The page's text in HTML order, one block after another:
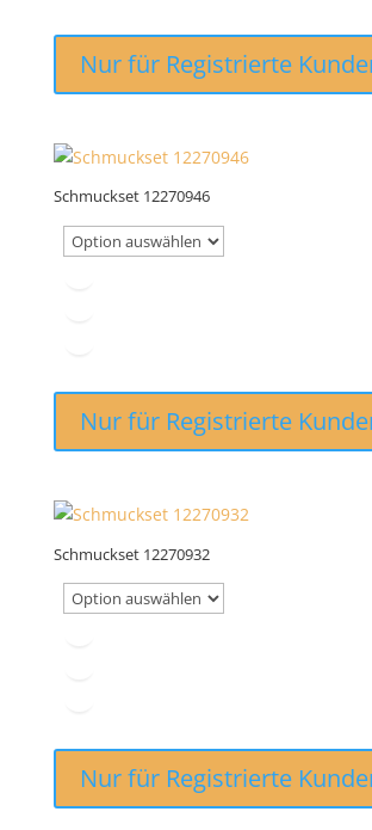
Nur für Registrierte
Schmuckset 12270946
Nur für Registrierte
Schmuckset 12270932
Nur für Registrierte